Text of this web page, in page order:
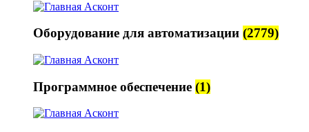
Оборудование для автоматизации (2779)
Программное обеспечение (1)